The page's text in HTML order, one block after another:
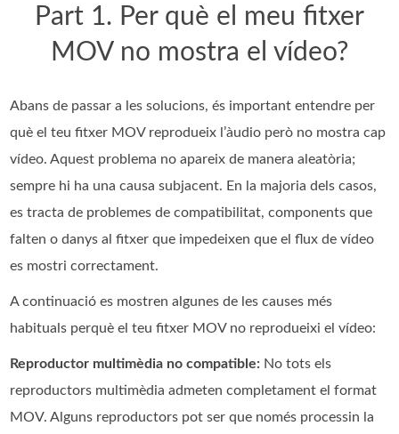
Part 1. Per què el meu fitxer
MOV no mostra el vídeo?
Abans de passar a les solucions, és important entendre per
què el teu fitxer MOV reprodueix l’àudio però no mostra cap
vídeo. Aquest problema no apareix de manera aleatòria;
sempre hi ha una causa subjacent. En la majoria dels casos,
es tracta de problemes de compatibilitat, components que
falten o danys al fitxer que impedeixen que el flux de vídeo
es mostri correctament.
A continuació es mostren algunes de les causes més
habituals perquè el teu fitxer MOV no reprodueixi el vídeo:
Reproductor multimèdia no compatible: No tots els
reproductors multimèdia admeten completament el format
MOV. Alguns reproductors pot ser que només processin la